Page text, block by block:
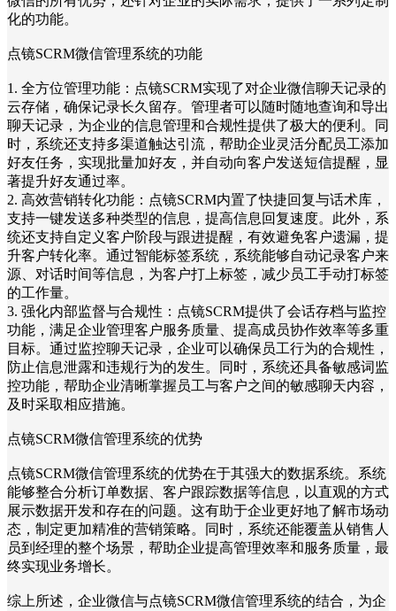
化的功能。
点镜SCRM微信管理系统的功能
1. 全方位管理功能：点镜SCRM实现了对企业微信聊天记录的
云存储，确保记录长久留存。管理者可以随时随地查询和导出
聊天记录，为企业的信息管理和合规性提供了极大的便利。同
时，系统还支持多渠道触达引流，帮助企业灵活分配员工添加
好友任务，实现批量加好友，并自动向客户发送短信提醒，显
著提升好友通过率。
2. 高效营销转化功能：点镜SCRM内置了快捷回复与话术库，
支持一键发送多种类型的信息，提高信息回复速度。此外，系
统还支持自定义客户阶段与跟进提醒，有效避免客户遗漏，提
升客户转化率。通过智能标签系统，系统能够自动记录客户来
源、对话时间等信息，为客户打上标签，减少员工手动打标签
的工作量。
3. 强化内部监督与合规性：点镜SCRM提供了会话存档与监控
功能，满足企业管理客户服务质量、提高成员协作效率等多重
目标。通过监控聊天记录，企业可以确保员工行为的合规性，
防止信息泄露和违规行为的发生。同时，系统还具备敏感词监
控功能，帮助企业清晰掌握员工与客户之间的敏感聊天内容，
及时采取相应措施。
点镜SCRM微信管理系统的优势
点镜SCRM微信管理系统的优势在于其强大的数据系统。系统
能够整合分析订单数据、客户跟踪数据等信息，以直观的方式
展示数据开发和存在的问题。这有助于企业更好地了解市场动
态，制定更加精准的营销策略。同时，系统还能覆盖从销售人
员到经理的整个场景，帮助企业提高管理效率和服务质量，最
终实现业务增长。
综上所述，企业微信与点镜SCRM微信管理系统的结合，为企